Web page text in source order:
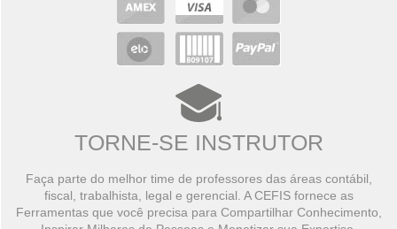
TORNE-SE INSTRUTOR
Faça parte do melhor time de professores das áreas contábil,
fiscal, trabalhista, legal e gerencial. A CEFIS fornece as
Ferramentas que você precisa para Compartilhar Conhecimento,